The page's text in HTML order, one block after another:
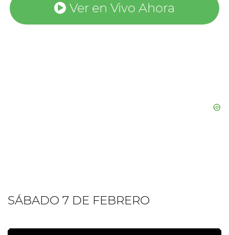
Ver en Vivo Ahora
SÁBADO 7 DE FEBRERO